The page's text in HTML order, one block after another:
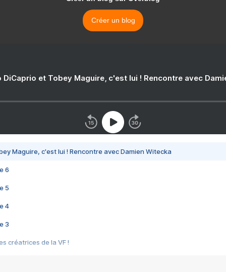
Créer un blog
DiCaprio et Tobey Maguire, c'est lui ! Rencontre avec
Maguire, c'est lui ! Rencontre avec Damien Witecka
6
5
4
3
créatrices de la VF !